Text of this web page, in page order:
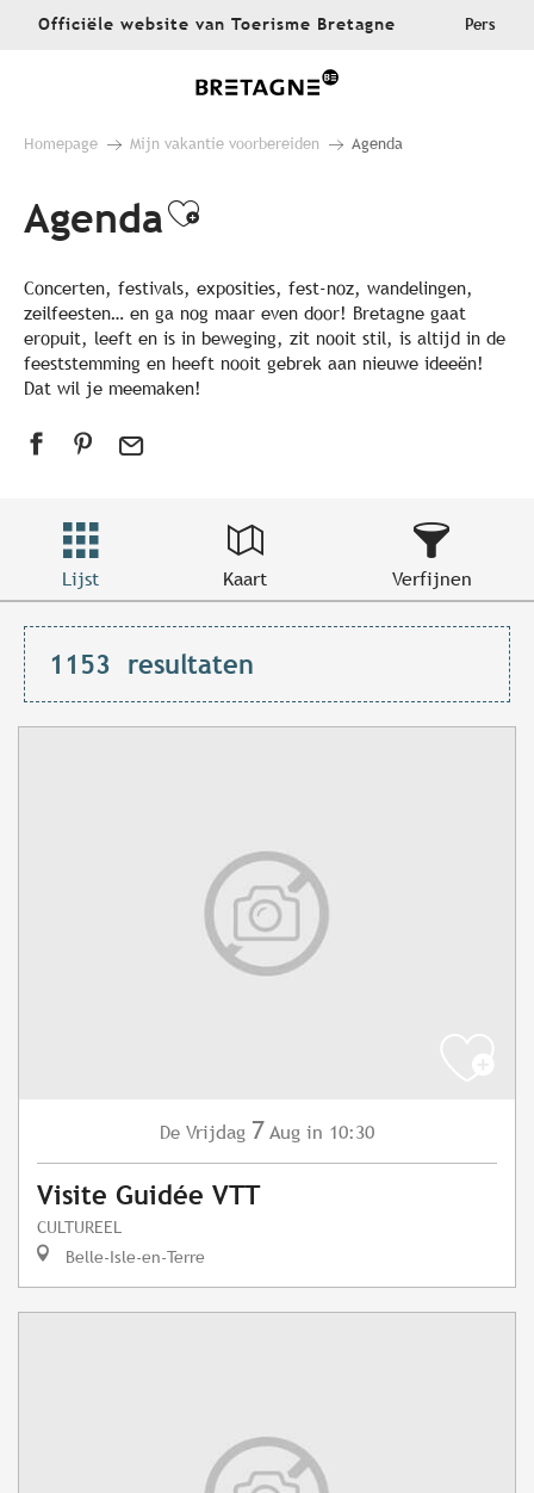
AllerOfficiële website van Toerisme Bretagne Pers
Homepage Mijn vakantie voorbereiden Agenda
AgendaAjouter aux favoris
Concerten, festivals, exposities, fest-noz, wandelingen,
zeilfeesten… en ga nog maar even door! Bretagne gaat
eropuit, leeft en is in beweging, zit nooit stil, is altijd in de
feeststemming en heeft nooit gebrek aan nieuwe ideeën!
Dat wil je meemaken!
Lijst Kaart Verfijnen
1153 resultaten
De Vrijdag 7 Aug in 10:30
Visite Guidée VTT
CULTUREEL
Belle-Isle-en-Terre